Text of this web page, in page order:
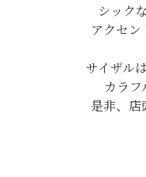
シック
アクセ
サイザル
カラ
是非、店